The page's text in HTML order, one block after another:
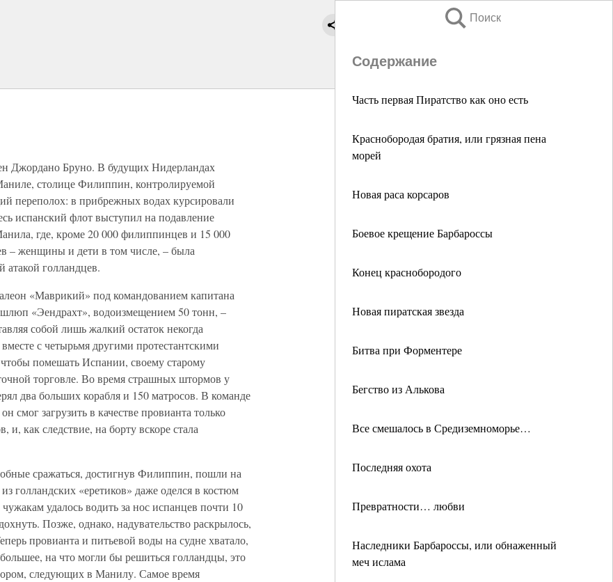
Поиск
Содержание
Часть первая Пиратство как оно есть
Краснобородая братия, или грязная пена
морей
Новая раса корсаров
Боевое крещение Барбароссы
Конец краснобородого
Новая пиратская звезда
Битва при Форментере
Бегство из Алькова
Все смешалось в Средиземноморье…
Последняя охота
Превратности… любви
Наследники Барбароссы, или обнаженный
меч ислама
Джордано Бруно. В будущих Нидерландах
столице Филиппин, контролируемой
переполох: в прибрежных водах курсировали
испанский флот выступил на подавление
где, кроме 20 000 филиппинцев и 15 000
– женщины и дети в том числе, – была
атакой голландцев.
«Маврикий» под командованием капитана
«Эендрахт», водоизмещением 50 тонн, –
собой лишь жалкий остаток некогда
с четырьмя другими протестантскими
помешать Испании, своему старому
торговле. Во время страшных штормов у
два больших корабля и 150 матросов. В команде
смог загрузить в качестве провианта только
как следствие, на борту вскоре стала
сражаться, достигнув Филиппин, пошли на
голландских «еретиков» даже оделся в костюм
удалось водить за нос испанцев почти 10
Позже, однако, надувательство раскрылось,
провианта и питьевой воды на судне хватало,
на что могли бы решиться голландцы, это
следующих в Манилу. Самое время